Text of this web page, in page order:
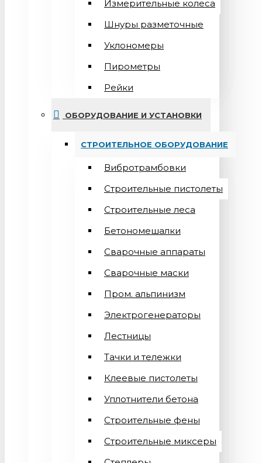
Измерительные колеса
Шнуры разметочные
Уклономеры
Пирометры
Рейки
ОБОРУДОВАНИЕ И УСТАНОВКИ
СТРОИТЕЛЬНОЕ ОБОРУДОВАНИЕ
Вибротрамбовки
Строительные пистолеты
Строительные леса
Бетономешалки
Сварочные аппараты
Cварочные маски
Пром. альпинизм
Электрогенераторы
Лестницы
Тачки и тележки
Клеевые пистолеты
Уплотнители бетона
Строительные фены
Строительные миксеры